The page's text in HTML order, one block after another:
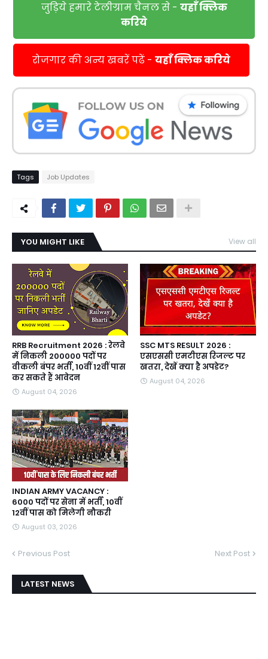
जुड़िये हमारे टेलीग्राम चैनल से - यहाँ क्लिक
करिये
रोजगार की अन्य खबरें पढें - यहाँ क्लिक करिये
Tags Job Updates
YOU MIGHT LIKE View all
RRB Recruitment 2026 : रेलवे
में निकली 200000 पदों पर
वीकली बंपर भर्ती, 10वीं 12वीं पास
कर सकते हैं आवेदन
August 04, 2026
SSC MTS RESULT 2026 :
एसएससी एमटीएस रिजल्ट पर
खतरा, देखें क्या है अपडेट?
August 04, 2026
INDIAN ARMY VACANCY :
6000 पदों पर सेना में भर्ती, 10वीं
12वीं पास को मिलेगी नौकरी
August 03, 2026
Previous Post Next Post
LATEST NEWS